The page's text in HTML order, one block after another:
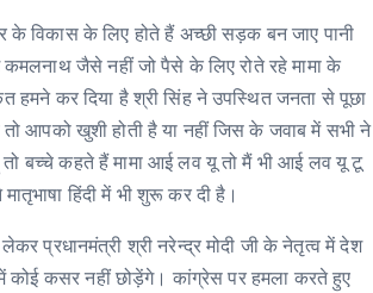
के विकास के लिए होते हैं अच्छी सड़क बन जाए पानी
कमलनाथ जैसे नहीं जो पैसे के लिए रोते रहे मामा के
कर दिया है श्री सिंह ने उपस्थित जनता से पूछा
आपको खुशी होती है या नहीं जिस के जवाब में सभी ने
बच्चे कहते हैं मामा आई लव यू तो मैं भी आई लव यू टू
हिंदी में भी शुरू कर दी है।
प्रधानमंत्री श्री नरेन्द्र मोदी जी के नेतृत्व में देश
में कोई कसर नहीं छोड़ेंगे। कांग्रेस पर हमला करते हुए